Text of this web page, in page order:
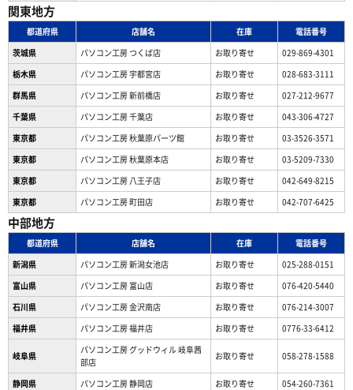
関東地方
都道府県 店舗名 在庫
電話番号
茨城県
パソコン工房 つくば店 お取り寄せ
029-869-4301
栃木県
パソコン工房 宇都宮店 お取り寄せ
028-683-3111
群馬県
パソコン工房 新前橋店 お取り寄せ
027-212-9677
千葉県
パソコン工房 千葉店 お取り寄せ
043-306-4727
東京都
パソコン工房 秋葉原パーツ館 お取り寄せ
03-3526-3571
東京都
パソコン工房 秋葉原本店 お取り寄せ
03-5209-7330
東京都
パソコン工房 八王子店 お取り寄せ
042-649-8215
東京都
パソコン工房 町田店 お取り寄せ 042-707-6425
中部地方
都道府県 店舗名 在庫
電話番号
新潟県
パソコン工房 新潟女池店 お取り寄せ
025-288-0151
富山県
パソコン工房 富山店 お取り寄せ
076-420-5440
石川県
パソコン工房 金沢南店 お取り寄せ
076-214-3007
福井県
パソコン工房 福井店 お取り寄せ 0776-33-6412
岐阜県
パソコン工房 グッドウィル 岐阜茜
部店
お取り寄せ 058-278-1588
静岡県 パソコン工房 静岡店 お取り寄せ
054-260-7361